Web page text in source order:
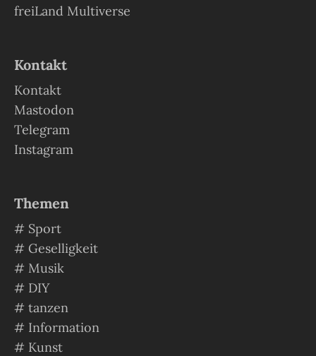
freiLand Multiverse
Kontakt
Kontakt
Mastodon
Telegram
Instagram
Themen
# Sport
# Geselligkeit
# Musik
# DIY
# tanzen
# Information
# Kunst